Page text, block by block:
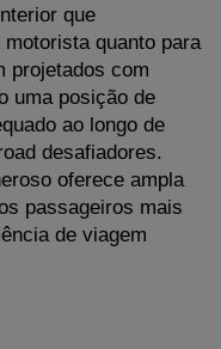
que
quanto para
projetados com
uma posição de
ao longo de
desafiadores.
oferece ampla
passageiros mais
de viagem